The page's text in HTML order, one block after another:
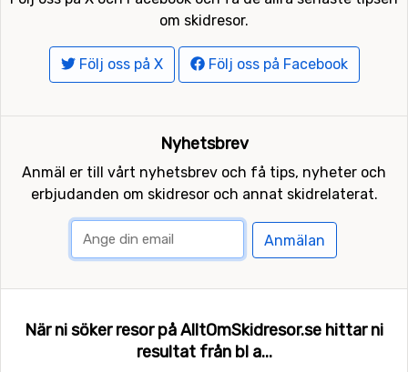
om skidresor.
Följ oss på X Följ oss på Facebook
Nyhetsbrev
Anmäl er till vårt nyhetsbrev och få tips, nyheter och
erbjudanden om skidresor och annat skidrelaterat.
Anmälan
När ni söker resor på AlltOmSkidresor.se hittar ni
resultat från bl a...